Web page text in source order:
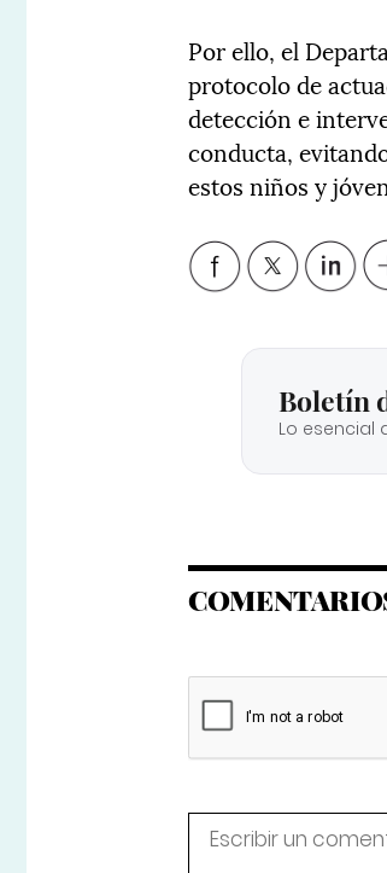
Por ello, el
protocolo de
detección e
conducta,
estos niños y
Boletín
Lo esencial